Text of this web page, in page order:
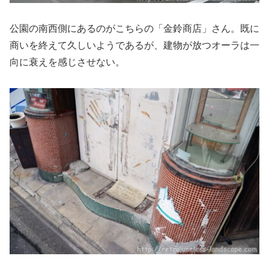
公園の南西側にあるのがこちらの「金鈴商店」さん。既に
商いを終えて久しいようであるが、建物が放つオーラは一
向に衰えを感じさせない。